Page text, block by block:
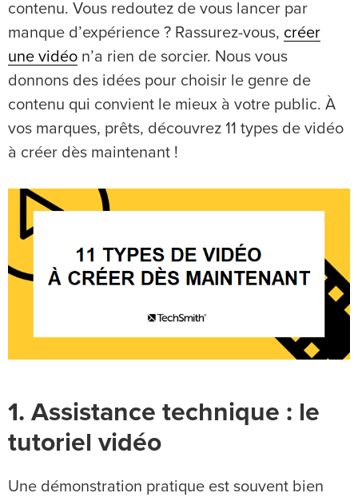
contenu. Vous redoutez de vous lancer par
manque d’expérience ? Rassurez-vous, créer
une vidéo n’a rien de sorcier. Nous vous
donnons des idées pour choisir le genre de
contenu qui convient le mieux à votre public. À
vos marques, prêts, découvrez 11 types de vidéo
à créer dès maintenant !
1. Assistance technique : le
tutoriel vidéo
Une démonstration pratique est souvent bien